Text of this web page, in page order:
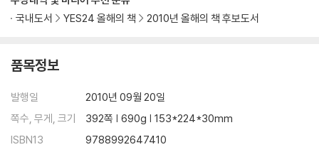
식사의 규칙
주는 음식들
- 몸 밖으로 배출시키기 | 운동은 효과를 극대화시킨다 | 휴식과 수면
보이지 않는 독, 스트레스 비우기
- 생각을 멈추고 느낌에 집중하라
국내도서
YES24 올해의 책 2010년 올해의 책 후보도서
품목정보
발행일
2010년 09월 20일
쪽수, 무게, 크기
392쪽 | 690g | 153*224*30mm
ISBN13
9788992647410